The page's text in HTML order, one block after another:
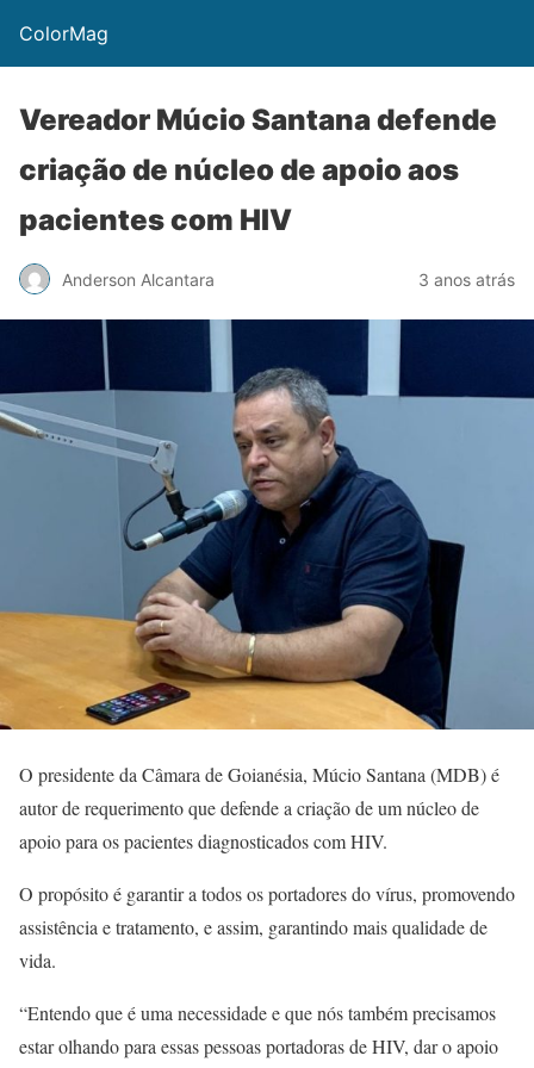
ColorMag
Vereador Múcio Santana defende
criação de núcleo de apoio aos
pacientes com HIV
Anderson Alcantara 3 anos atrás
O presidente da Câmara de Goianésia, Múcio Santana (MDB) é
autor de requerimento que defende a criação de um núcleo de
apoio para os pacientes diagnosticados com HIV.
O propósito é garantir a todos os portadores do vírus, promovendo
assistência e tratamento, e assim, garantindo mais qualidade de
vida.
“Entendo que é uma necessidade e que nós também precisamos
estar olhando para essas pessoas portadoras de HIV, dar o apoio